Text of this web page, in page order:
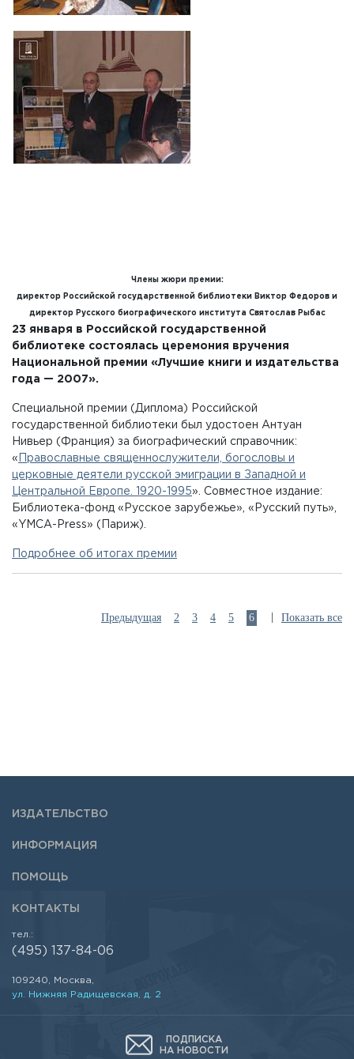
Члены жюри премии:
директор Российской государственной библиотеки Виктор Федоров и
директор Русского биографического института Святослав Рыбас
23 января в Российской государственной
библиотеке состоялась церемония вручения
Национальной премии «Лучшие книги и издательства
года — 2007».
Cпециальной премии (Диплома) Российской
государственной библиотеки был удостоен Антуан
Нивьер (Франция) за биографический справочник:
« Православные священнослужители, богословы и
церковные деятели русской эмиграции в Западной и
Центральной Европе. 1920-1995». Совместное издание:
Библиотека-фонд «Русское зарубежье», «Русский путь»,
«YMCA-Press» (Париж).
Подробнее об итогах премии
Предыдущая 2 3 4 5 6 | Показать все
ИЗДАТЕЛЬСТВО
ИНФОРМАЦИЯ
ПОМОЩЬ
КОНТАКТЫ
тел.:
(495) 137-84-06
109240, Москва,
ул. Нижняя Радищевская, д. 2
ПОДПИСКА
НА НОВОСТИ